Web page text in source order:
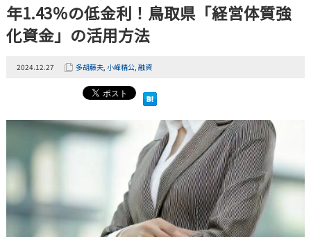
年1.43％の低金利！鳥取県「経営体質強
化資金」の活用方法
2024.12.27 多胡藤夫, 小峰精公, 融資